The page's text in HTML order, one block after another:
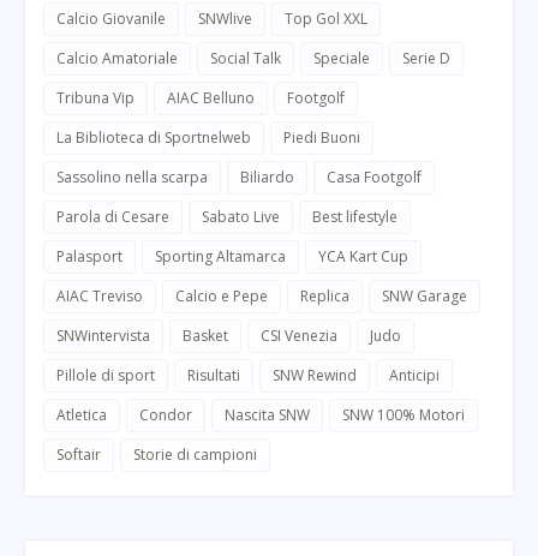
Calcio Giovanile
SNWlive
Top Gol XXL
Calcio Amatoriale
Social Talk Speciale
Serie D
Tribuna Vip
AIAC Belluno
Footgolf
La Biblioteca di Sportnelweb
Piedi Buoni
Sassolino nella scarpa
Biliardo
Casa Footgolf
Parola di Cesare
Sabato Live
Best lifestyle
Palasport
Sporting Altamarca
YCA Kart Cup
AIAC Treviso
Calcio e Pepe Replica
SNW Garage
SNWintervista
Basket CSI Venezia
Judo
Pillole di sport
Risultati SNW Rewind
Anticipi
Atletica
Condor Nascita SNW
SNW 100% Motori
Softair
Storie di campioni